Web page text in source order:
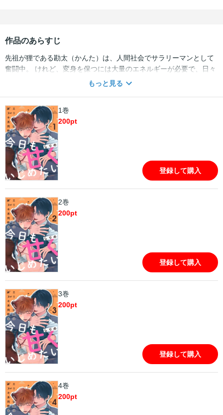
作品のあらすじ
先祖が狸である勘太（かんた）は、人間社会でサラリーマンとして
奮闘中。 けれど、変身を保つには大量のエネルギーが必要で、日々
の激務にヘトヘト。 当然ミスも多く、いつも怒られてばか
仕事をする羽目になってしまい――。 最悪の気分で仕事を進めてい
たある日、大事なデータをうっかり削除してしまった勘太。 恥を忍
んで芳野に助けを求め、なんとか案件は片付いたものの、 気が抜け
たその瞬間、狸の耳と尻尾があらわに！！！！ 動揺する勘太をよそ
に、芳野は「その耳触らせてくれるなら黙っててやる」と脅してき
て！？ 意地悪エリート×ポンコツタヌキの、不器用で可愛い内緒の
オフィスラブコメディ、ここに開幕！ 正体バレから始まるふたりの
関係は、予想外に甘くて、ちょっぴりやらしくて・・・？
もっと見る
1巻
200pt
登録して購入
2巻
200pt
登録して購入
3巻
200pt
登録して購入
4巻
200pt